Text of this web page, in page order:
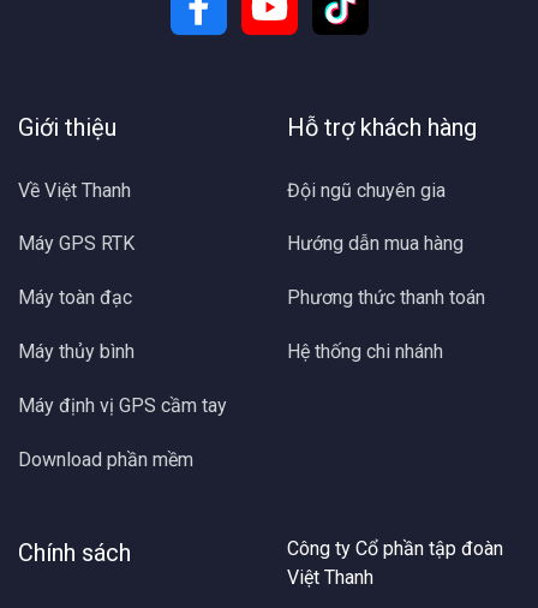
Giới thiệu
Về Việt Thanh
Máy GPS RTK
Máy toàn đạc
Máy thủy bình
Máy định vị GPS cầm tay
Download phần mềm
Hỗ trợ khách hàng
Đội ngũ chuyên gia
Hướng dẫn mua hàng
Phương thức thanh toán
Hệ thống chi nhánh
Chính sách
Công ty Cổ phần tập đoàn
Việt Thanh